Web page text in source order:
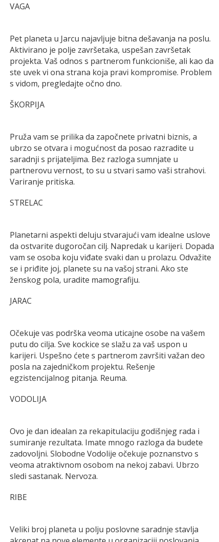
VAGA
Pet planeta u Jarcu najavljuje bitna dešavanja na poslu.
Aktivirano je polje završetaka, uspešan završetak
projekta. Vaš odnos s partnerom funkcioniše, ali kao da
ste uvek vi ona strana koja pravi kompromise. Problem
s vidom, pregledajte očno dno.
ŠKORPIJA
Pruža vam se prilika da započnete privatni biznis, a
ubrzo se otvara i mogućnost da posao razradite u
saradnji s prijateljima. Bez razloga sumnjate u
partnerovu vernost, to su u stvari samo vaši strahovi.
Variranje pritiska.
STRELAC
Planetarni aspekti deluju stvarajući vam idealne uslove
da ostvarite dugoročan cilj. Napredak u karijeri. Dopada
vam se osoba koju viđate svaki dan u prolazu. Odvažite
se i priđite joj, planete su na vašoj strani. Ako ste
ženskog pola, uradite mamografiju.
JARAC
Očekuje vas podrška veoma uticajne osobe na vašem
putu do cilja. Sve kockice se slažu za vaš uspon u
karijeri. Uspešno ćete s partnerom završiti važan deo
posla na zajedničkom projektu. Rešenje
egzistencijalnog pitanja. Reuma.
VODOLIJA
Ovo je dan idealan za rekapitulaciju godišnjeg rada i
sumiranje rezultata. Imate mnogo razloga da budete
zadovoljni. Slobodne Vodolije očekuje poznanstvo s
veoma atraktivnom osobom na nekoj zabavi. Ubrzo
sledi sastanak. Nervoza.
RIBE
Veliki broj planeta u polju poslovne saradnje stavlja